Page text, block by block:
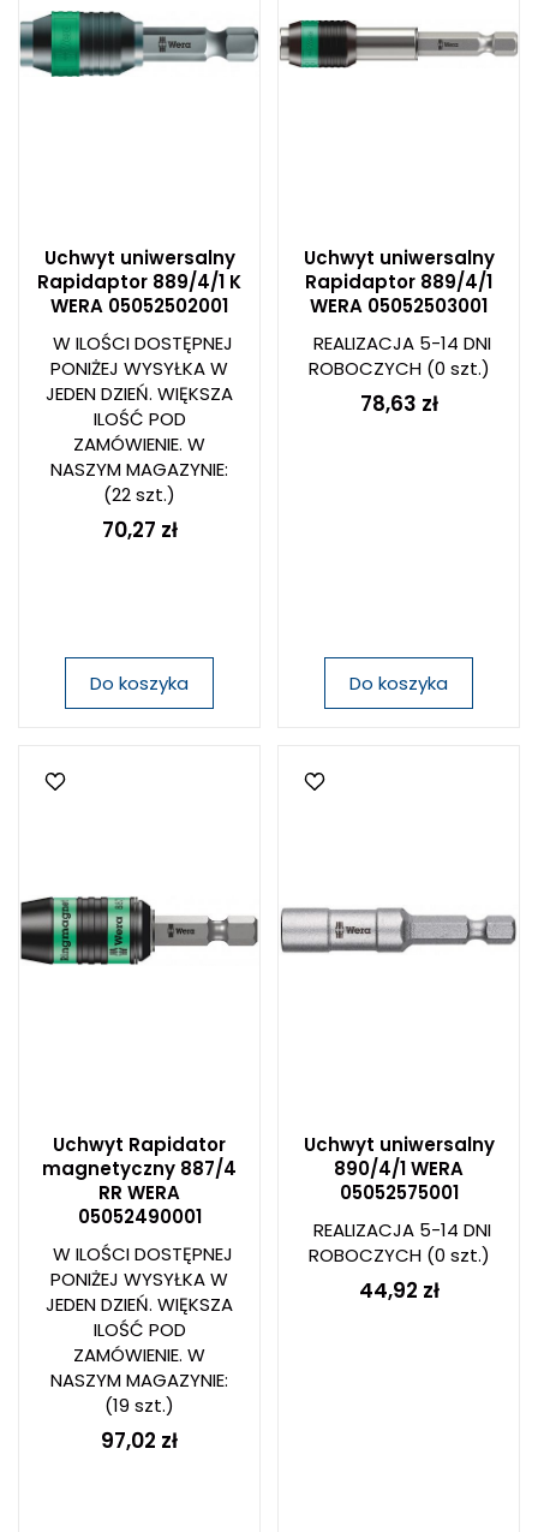
Uchwyt uniwersalny
Rapidaptor 889/4/1 K
WERA 05052502001
W ILOŚCI DOSTĘPNEJ
PONIŻEJ WYSYŁKA W
JEDEN DZIEŃ. WIĘKSZA
ILOŚĆ POD
ZAMÓWIENIE. W
NASZYM MAGAZYNIE:
(22 szt.)
70,27 zł
Do koszyka
Uchwyt uniwersalny
Rapidaptor 889/4/1
WERA 05052503001
REALIZACJA 5-14 DNI
ROBOCZYCH(0 szt.)
78,63 zł
Do koszyka
Uchwyt Rapidator
magnetyczny 887/4
RR WERA
05052490001
W ILOŚCI DOSTĘPNEJ
PONIŻEJ WYSYŁKA W
JEDEN DZIEŃ. WIĘKSZA
ILOŚĆ POD
ZAMÓWIENIE. W
NASZYM MAGAZYNIE:
(19 szt.)
97,02 zł
Uchwyt uniwersalny
890/4/1 WERA
05052575001
REALIZACJA 5-14 DNI
ROBOCZYCH(0 szt.)
44,92 zł